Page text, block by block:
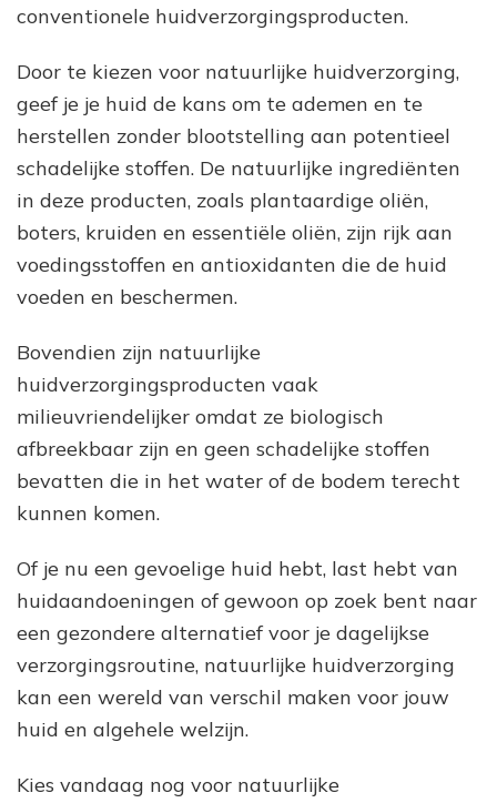
conventionele huidverzorgingsproducten.
Door te kiezen voor natuurlijke huidverzorging,
geef je je huid de kans om te ademen en te
herstellen zonder blootstelling aan potentieel
schadelijke stoffen. De natuurlijke ingrediënten
in deze producten, zoals plantaardige oliën,
boters, kruiden en essentiële oliën, zijn rijk aan
voedingsstoffen en antioxidanten die de huid
voeden en beschermen.
Bovendien zijn natuurlijke
huidverzorgingsproducten vaak
milieuvriendelijker omdat ze biologisch
afbreekbaar zijn en geen schadelijke stoffen
bevatten die in het water of de bodem terecht
kunnen komen.
Of je nu een gevoelige huid hebt, last hebt van
huidaandoeningen of gewoon op zoek bent naar
een gezondere alternatief voor je dagelijkse
verzorgingsroutine, natuurlijke huidverzorging
kan een wereld van verschil maken voor jouw
huid en algehele welzijn.
Kies vandaag nog voor natuurlijke